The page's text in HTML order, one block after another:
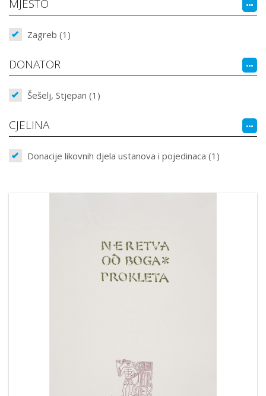
MJESTO
Zagreb (1)
DONATOR
Šešelj, Stjepan (1)
CJELINA
Donacije likovnih djela ustanova i pojedinaca (1)